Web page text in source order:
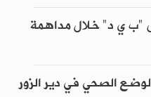
ي د" خلال مداهمة
الصحي في دير الزور